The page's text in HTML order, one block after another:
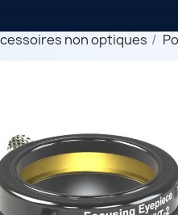
non optiques